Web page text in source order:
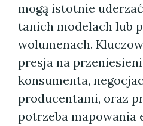
mogą istotnie
tanich modelach lub
wolumenach.
presja na
konsumenta,
producentami, oraz
potrzeba mapowania